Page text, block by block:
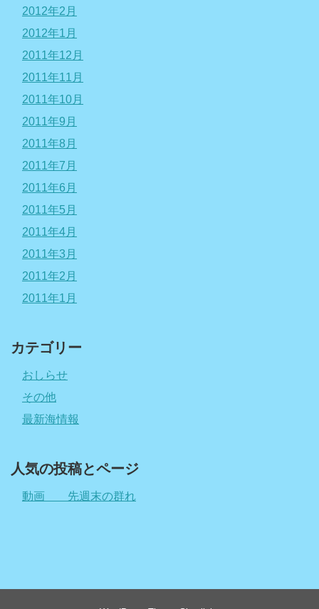
2012年2月
2012年1月
2011年12月
2011年11月
2011年10月
2011年9月
2011年8月
2011年7月
2011年6月
2011年5月
2011年4月
2011年3月
2011年2月
2011年1月
カテゴリー
おしらせ
その他
最新海情報
人気の投稿とページ
動画 先週末の群れ